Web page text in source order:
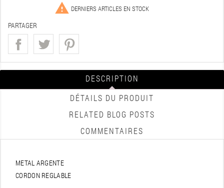
 DERNIERS ARTICLES EN STOCK
PARTAGER
DESCRIPTION
DÉTAILS DU PRODUIT
RELATED BLOG POSTS
COMMENTAIRES
METAL ARGENTE
CORDON REGLABLE